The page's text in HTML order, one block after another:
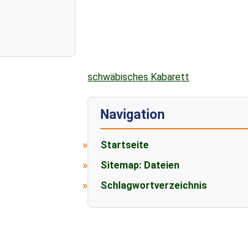
schwäbisches Kabarett
Navigation
Startseite
Sitemap: Dateien
Schlagwortverzeichnis